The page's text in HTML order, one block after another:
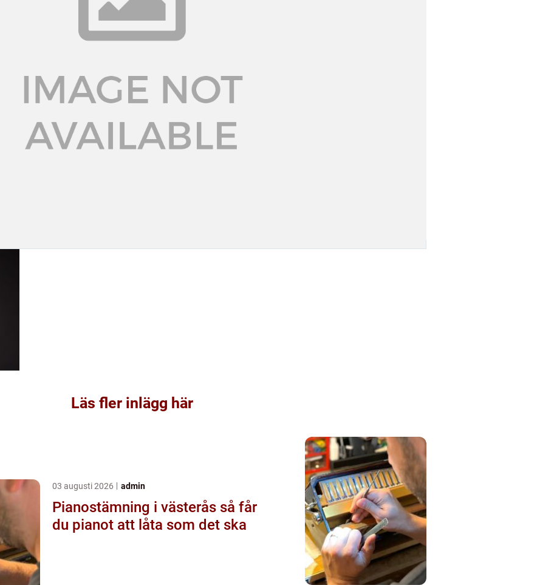
Läs fler inlägg här
03 augusti 2026 admin
Pianostämning i västerås så får
du pianot att låta som det ska